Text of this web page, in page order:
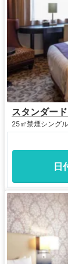
スタンダー
25㎡禁煙シング
日